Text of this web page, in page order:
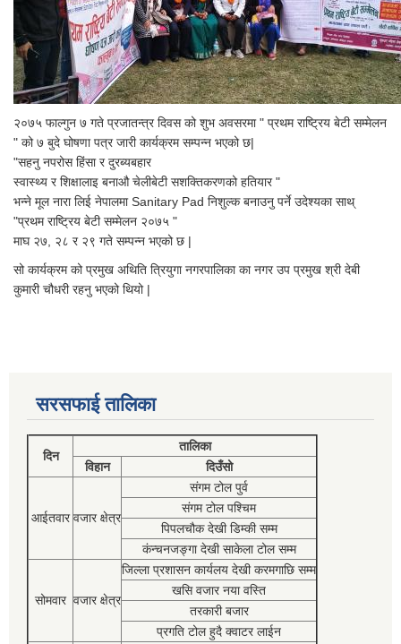
२०७५ फाल्गुन ७ गते प्रजातन्त्र दिवस को शुभ अवसरमा " प्रथम राष्ट्रिय बेटी सम्मेलन
" को ७ बुदे घोषणा पत्र जारी कार्यक्रम सम्पन्न भएको छ|
"सहनु नपरोस हिंसा र दुरब्यबहार
स्वास्थ्य र शिक्षालाइ बनाऔ चेलीबेटी सशक्तिकरणको हतियार "
भन्ने मूल नारा लिई नेपालमा Sanitary Pad निशुल्क बनाउनु पर्ने उदेश्यका साथ्
"प्रथम राष्ट्रिय बेटी सम्मेलन २०७५ "
माघ २७, २८ र २९ गते सम्पन्न भएको छ |
सो कार्यक्रम को प्रमुख अथिति त्रियुगा नगरपालिका का नगर उप प्रमुख श्री देबी
कुमारी चौधरी रहनु भएको थियो |
सरसफाई तालिका
दिन
तालिका
विहान
दिउँसो
आईतवार वजार क्षेत्र
संगम टोल पुर्व
संगम टोल पश्चिम
पिपलचौक देखी डिम्की सम्म
कंन्चनजङ्गा देखी साकेला टोल सम्म
सोमवार वजार क्षेत्र
जिल्ला प्रशासन कार्यलय देखी करमगाछि सम्म
खसि वजार नया वस्ति
तरकारी बजार
प्रगति टोल हुदै क्वाटर लाईन